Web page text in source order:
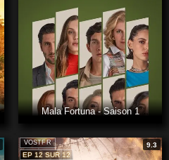
Mala Fortuna - Saison 1
VOSTFR
9.3
EP 12 SUR 12